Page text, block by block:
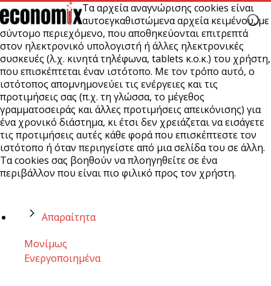
Τα αρχεία αναγνώρισης cookies είναι
αυτοεγκαθιστώμενα αρχεία κειμένου, με
σύντομο περιεχόμενο, που αποθηκεύονται επιτρεπτά
στον ηλεκτρονικό υπολογιστή ή άλλες ηλεκτρονικές
συσκευές (λ.χ. κινητά τηλέφωνα, tablets κ.ο.κ.) του χρήστη,
που επισκέπτεται έναν ιστότοπο. Με τον τρόπο αυτό, ο
ιστότοπος απομνημονεύει τις ενέργειες και τις
προτιμήσεις σας (π.χ. τη γλώσσα, το μέγεθος
γραμματοσειράς και άλλες προτιμήσεις απεικόνισης) για
ένα χρονικό διάστημα, κι έτσι δεν χρειάζεται να εισάγετε
τις προτιμήσεις αυτές κάθε φορά που επισκέπτεστε τον
ιστότοπο ή όταν περιηγείστε από μια σελίδα του σε άλλη.
Τα cookies σας βοηθούν να πλοηγηθείτε σε ένα
περιβάλλον που είναι πιο φιλικό προς τον χρήστη.
Απαραίτητα
Μονίμως
Ενεργοποιημένα